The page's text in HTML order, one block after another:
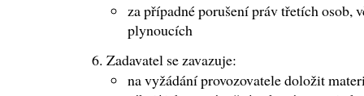
za případné porušení práv třetích osob,
plynoucích
Zadavatel se zavazuje:
na vyžádání provozovatele doložit